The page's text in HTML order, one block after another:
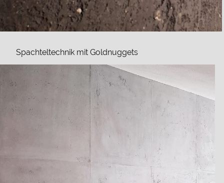
Spachteltechnik mit Goldnuggets